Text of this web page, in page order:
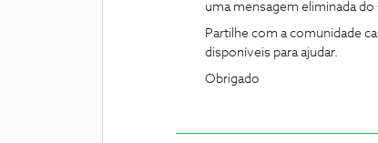
uma mensagem eliminada do
Partilhe com a comunidade
disponíveis para ajudar.
Obrigado